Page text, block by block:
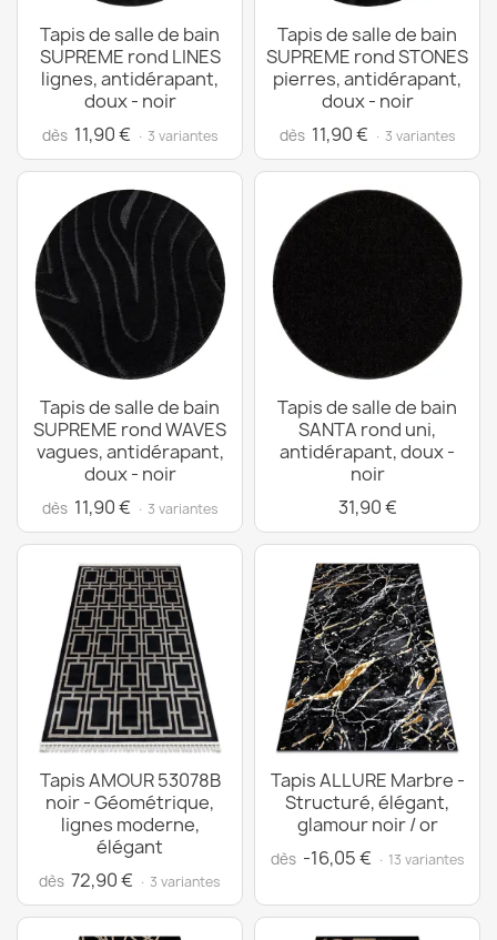
Tapis de salle de bain
SUPREME rond LINES
lignes, antidérapant,
doux - noir
dès 11,90 € · 3 variantes
Tapis de salle de bain
SUPREME rond STONES
pierres, antidérapant,
doux - noir
dès 11,90 € · 3 variantes
Tapis de salle de bain
SUPREME rond WAVES
vagues, antidérapant,
doux - noir
dès 11,90 € · 3 variantes
Tapis de salle de bain
SANTA rond uni,
antidérapant, doux -
noir
31,90 €
Tapis AMOUR 53078B
noir - Géométrique,
lignes moderne,
élégant
dès 72,90 € · 3 variantes
Tapis ALLURE Marbre -
Structuré, élégant,
glamour noir / or
dès -16,05 € · 13 variantes